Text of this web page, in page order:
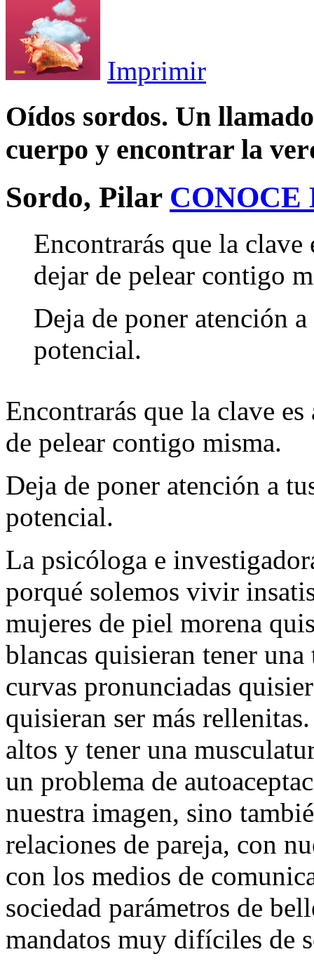
Imprimir
Oídos sordos. Un
cuerpo y encontrar la
Sordo, Pilar CONOCE
Encontrarás que la clave
dejar de pelear contigo
Deja de poner atención
potencial.
Encontrarás que la clave
de pelear contigo misma.
Deja de poner atención a
potencial.
La psicóloga e
porqué solemos vivir
mujeres de piel morena
blancas quisieran tener
curvas pronunciadas
quisieran ser más
altos y tener una
un problema de
nuestra imagen, sino
relaciones de pareja, con
con los medios de
sociedad parámetros de
mandatos muy difíciles de